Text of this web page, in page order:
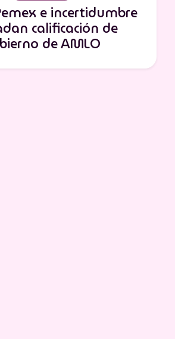
e incertidumbre
calificación de
de AMLO